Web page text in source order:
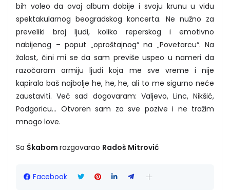
bih voleo da ovaj album dobije i svoju krunu u vidu
spektakularnog beogradskog koncerta. Ne nužno za
preveliki broj ljudi, koliko reperskog i emotivno
nabijenog – poput „oproštajnog“ na „Povetarcu“. Na
žalost, čini mi se da sam previše uspeo u nameri da
razočaram armiju ljudi koja me sve vreme i nije
kapirala baš najbolje he, he, he, ali to me sigurno neće
zaustaviti. Već sad dogovaram: Valjevo, Linc, Nikšić,
Podgoricu... Otvoren sam za sve pozive i ne tražim
mnogo love.
Sa Škabom razgovarao Radoš Mitrović
Facebook